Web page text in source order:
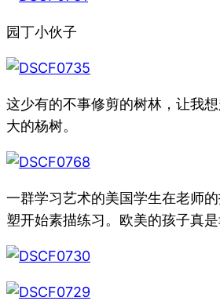
园丁小伙子
这少有的不事修剪的树林，让我
大的杨树。
一群学习艺术的美国学生在老师
塑开始素描练习。欧美的孩子真是